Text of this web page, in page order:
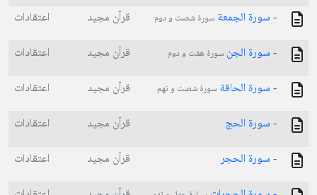
- سورة الجمعة سورۀ شصت و دوم قرآن مجید
اعتقادات
- سورة الجن سورۀ هفت و دوم قرآن مجید
اعتقادات
- سورة الحاقة سورۀ شصت و نهم قرآن مجید
اعتقادات
- سورة الحج
قرآن مجید
اعتقادات
- سورة الحجر
قرآن مجید
اعتقادات